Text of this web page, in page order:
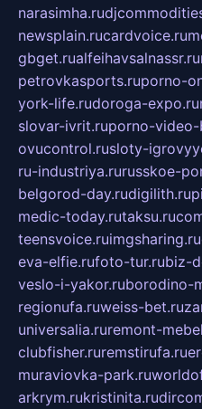
narasimha.ru
newsplain.rucardvoice.ru
gbget.rualfeihavsalnassr.ru
petrovkasports.ruporno-
york-life.rudoroga-expo.ru
slovar-ivrit.ruporno-video-
ovucontrol.rusloty-
ru-industriya.rurusskoe-
belgorod-day.rudigilith.ru
medic-today.rutaksu.ru
teensvoice.ruimgsharing.ru
eva-elfie.rufoto-tur.rubiz-
veslo-i-yakor.ruborodino-
regionufa.ruweiss-bet.ru
universalia.ruremont-
clubfisher.ruremstirufa.ru
muraviovka-park.ru
arkrym.rukristinita.ru